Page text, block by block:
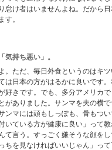
怠け者はいませんよね。だから
す。
気持ち悪い」。
。ただ、毎日外食というのはキ
は日本の方がはるかに良いです
好きです。でも、多分アメリカ
がありました。サンマを夫の横
ンマには頭もしっぽも、骨もつ
いている方が健康に良い」って
て言う。すっごく嫌そうな顔を
ちを見なければいいじゃん」っ